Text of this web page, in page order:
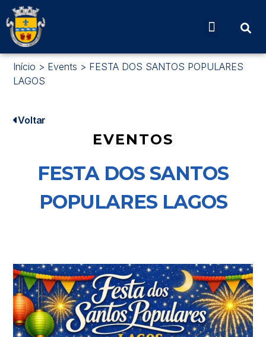
Início > Events > FESTA DOS SANTOS POPULARES
LAGOS
Voltar
EVENTOS
FESTA DOS SANTOS
POPULARES LAGOS